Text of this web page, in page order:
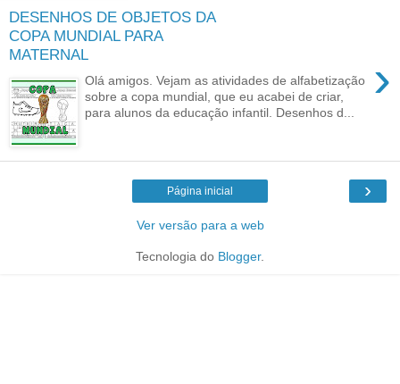
DESENHOS DE OBJETOS DA
COPA MUNDIAL PARA
MATERNAL
›
Olá amigos. Vejam as atividades de alfabetização
sobre a copa mundial, que eu acabei de criar,
para alunos da educação infantil. Desenhos d...
›
Página inicial
Ver versão para a web
Tecnologia do Blogger.